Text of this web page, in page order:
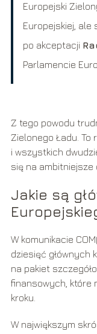
Europejski
Europejskiej, ale
po akceptacji
Parlamencie
Z tego powodu
Zielonego Ładu. To
i wszystkich
się na ambitniejsze
Jakie są
W komunikacie
dziesięć głównych
na pakiet
finansowych, które
kroku.
W największym